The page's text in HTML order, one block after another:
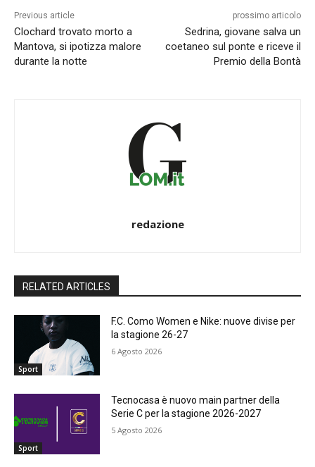
Previous article
Clochard trovato morto a
Mantova, si ipotizza malore
durante la notte
prossimo articolo
Sedrina, giovane salva un
coetaneo sul ponte e riceve il
Premio della Bontà
redazione
RELATED ARTICLES
Sport
F.C. Como Women e Nike: nuove divise per
la stagione 26-27
6 Agosto 2026
Sport
Tecnocasa è nuovo main partner della
Serie C per la stagione 2026-2027
5 Agosto 2026